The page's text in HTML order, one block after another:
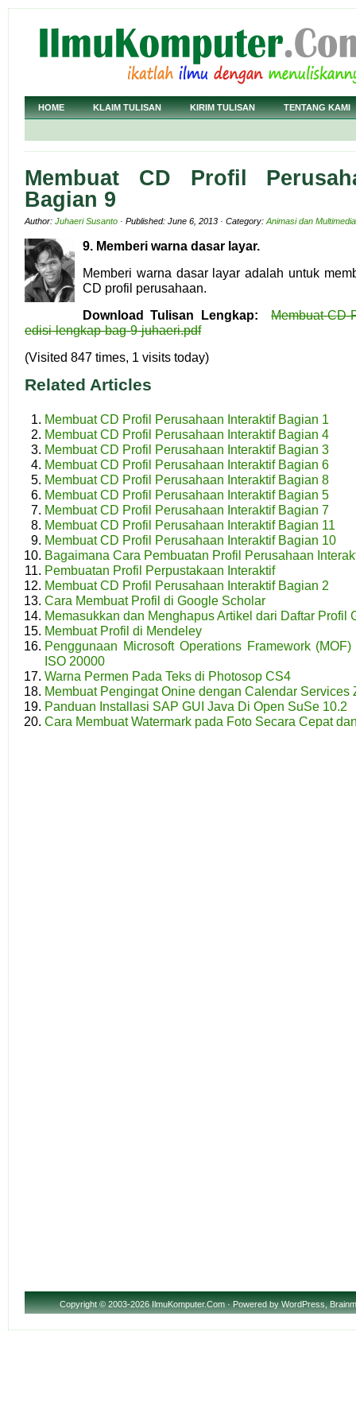
HOME KLAIM TULISAN KIRIM TULISAN TENTANG KAMI
Membuat CD Profil
Bagian 9
Author: Juhaeri Susanto · Published: June 6, 2013 · Category: Animasi dan Multimedia
9. Memberi warna dasar layar.
Memberi warna dasar layar adalah untuk
CD profil perusahaan.
Download Tulisan Lengkap:
Membuat-CD-
edisi-lengkap-bag-9-juhaeri.pdf
(Visited 847 times, 1 visits today)
Related Articles
Membuat CD Profil Perusahaan Interaktif Bagian 1
Membuat CD Profil Perusahaan Interaktif Bagian 4
Membuat CD Profil Perusahaan Interaktif Bagian 3
Membuat CD Profil Perusahaan Interaktif Bagian 6
Membuat CD Profil Perusahaan Interaktif Bagian 8
Membuat CD Profil Perusahaan Interaktif Bagian 5
Membuat CD Profil Perusahaan Interaktif Bagian 7
Membuat CD Profil Perusahaan Interaktif Bagian 11
Membuat CD Profil Perusahaan Interaktif Bagian 10
Bagaimana Cara Pembuatan Profil Perusahaan
Pembuatan Profil Perpustakaan Interaktif
Membuat CD Profil Perusahaan Interaktif Bagian 2
Cara Membuat Profil di Google Scholar
Memasukkan dan Menghapus Artikel dari Daftar Profil
Membuat Profil di Mendeley
Penggunaan Microsoft Operations Framework
ISO 20000
Warna Permen Pada Teks di Photosop CS4
Membuat Pengingat Onine dengan Calendar Services
Panduan Installasi SAP GUI Java Di Open SuSe 10.2
Cara Membuat Watermark pada Foto Secara Cepat
Copyright© 2003-2026 IlmuKomputer.Com · Powered byWordPress,